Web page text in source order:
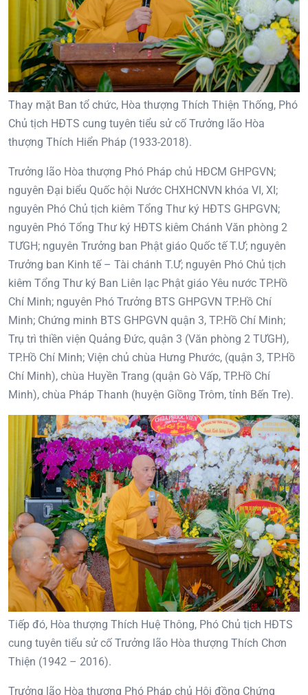
Thay mặt Ban tổ chức, Hòa thượng Thích Thiện Thống, Phó
Chủ tịch HĐTS cung tuyên tiểu sử cố Trưởng lão Hòa
thượng Thích Hiển Pháp (1933-2018).
Trưởng lão Hòa thượng Phó Pháp chủ HĐCM GHPGVN;
nguyên Đại biểu Quốc hội Nước CHXHCNVN khóa VI, XI;
nguyên Phó Chủ tịch kiêm Tổng Thư ký HĐTS GHPGVN;
nguyên Phó Tổng Thư ký HĐTS kiêm Chánh Văn phòng 2
TƯGH; nguyên Trưởng ban Phật giáo Quốc tế T.Ư; nguyên
Trưởng ban Kinh tế – Tài chánh T.Ư; nguyên Phó Chủ tịch
kiêm Tổng Thư ký Ban Liên lạc Phật giáo Yêu nước TP.Hồ
Chí Minh; nguyên Phó Trưởng BTS GHPGVN TP.Hồ Chí
Minh; Chứng minh BTS GHPGVN quận 3, TP.Hồ Chí Minh;
Trụ trì thiền viện Quảng Đức, quận 3 (Văn phòng 2 TƯGH),
TP.Hồ Chí Minh; Viện chủ chùa Hưng Phước, (quận 3, TP.Hồ
Chí Minh), chùa Huyền Trang (quận Gò Vấp, TP.Hồ Chí
Minh), chùa Pháp Thanh (huyện Giồng Trôm, tỉnh Bến Tre).
Tiếp đó, Hòa thượng Thích Huệ Thông, Phó Chủ tịch HĐTS
cung tuyên tiểu sử cố Trưởng lão Hòa thượng Thích Chơn
Thiện (1942 – 2016).
Trưởng lão Hòa thượng Phó Pháp chủ Hội đồng Chứng